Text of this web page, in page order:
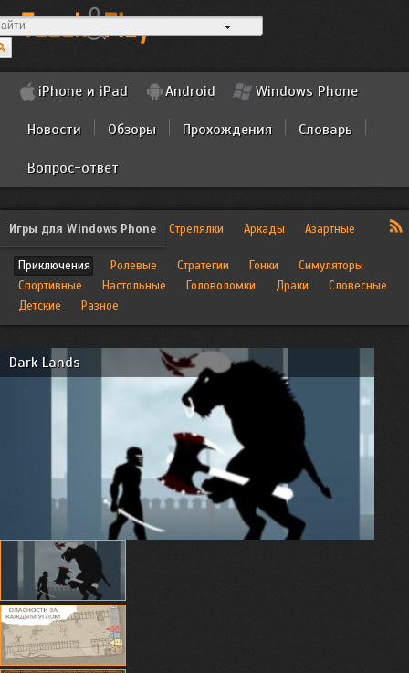
iPhone и iPad Android Windows Phone
Новости Обзоры Прохождения Словарь
Вопрос-ответ
Игры для Windows Phone Стрелялки Аркады Азартные
Приключения Ролевые Стратегии Гонки
Симуляторы
Спортивные
Настольные Головоломки Драки
Словесные
Детские
Разное
Dark Lands